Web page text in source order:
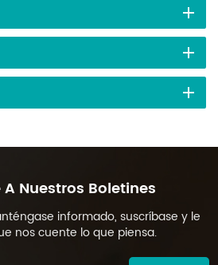
Nuestros Boletines
informado, suscríbase y le
nos cuente lo que piensa.